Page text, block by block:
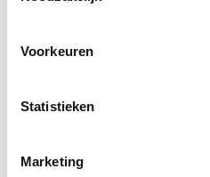
Voorkeuren
Statistieken
Marketing